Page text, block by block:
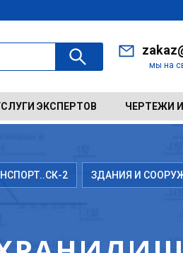
мы на
ЭКСПЕРТОВ ЧЕРТЕЖИ
2 ЗДАНИЯ И